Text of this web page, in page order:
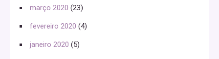
março 2020 (23)
fevereiro 2020 (4)
janeiro 2020 (5)